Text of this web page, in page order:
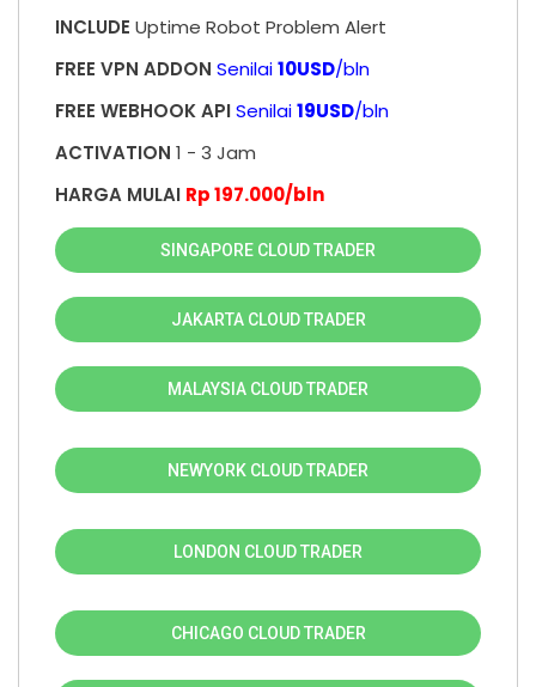
INCLUDE Uptime Robot Problem Alert
FREE VPN ADDON Senilai10USD/bln
FREE WEBHOOK APISenilai19USD/bln
ACTIVATION 1 - 3 Jam
HARGA MULAI Rp 197.000/bln
SINGAPORE CLOUD TRADER
JAKARTA CLOUD TRADER
MALAYSIA CLOUD TRADER
NEWYORK CLOUD TRADER
LONDON CLOUD TRADER
CHICAGO CLOUD TRADER